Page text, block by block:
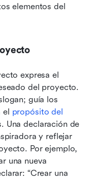
elementos del
expresa el
del proyecto.
guía los
propósito del
Una declaración de
y reflejar
Por ejemplo,
una nueva
“Crear una